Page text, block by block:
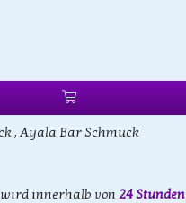
, Ayala Bar Schmuck
innerhalb von 24 Stunden